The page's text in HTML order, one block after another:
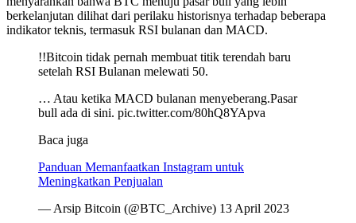
berkelanjutan dilihat dari perilaku historisnya terhadap beberapa
indikator teknis, termasuk RSI bulanan dan MACD.
!!Bitcoin tidak pernah membuat titik terendah baru
setelah RSI Bulanan melewati 50.
… Atau ketika MACD bulanan menyeberang.Pasar
bull ada di sini. pic.twitter.com/80hQ8YApva
Baca juga
Panduan Memanfaatkan Instagram untuk
Meningkatkan Penjualan
— Arsip Bitcoin (@BTC_Archive) 13 April 2023